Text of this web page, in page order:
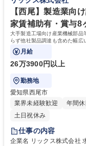
向け設備機器・部品の営
める文化があり、社内情
次の1手に対するアドバ
れる環境が整っています。 学歴・資格 学歴：大学院 大学 高専 語学力：
資格：第一種運転免許普
【西尾】製造業向
家賃補助有・賞与8
大手製造工場向け産業機械部品
らず他社製品調達も含めた幅広
客の役に立つ課題解決を目指し
月給
26万3900円以上
勤務地
愛知県西尾市
業界未経験歓迎
年間
土日祝休み
仕事の内容
企業名 リックス株式会社 求人名 【西尾】製造業向け設備機器・部品の営